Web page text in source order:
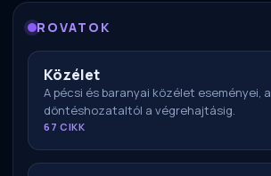
ROVATOK
Közélet
A pécsi és baranyai közélet eseményei, a
döntéshozataltól a végrehajtásig.
67 CIKK